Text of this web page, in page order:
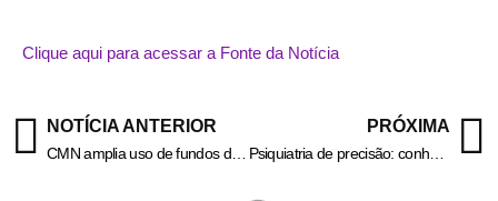
Clique aqui para acessar a Fonte da Notícia
NOTÍCIA ANTERIOR
CMN amplia uso de fundos de investimento em financiamento sustentável
PRÓXIMA